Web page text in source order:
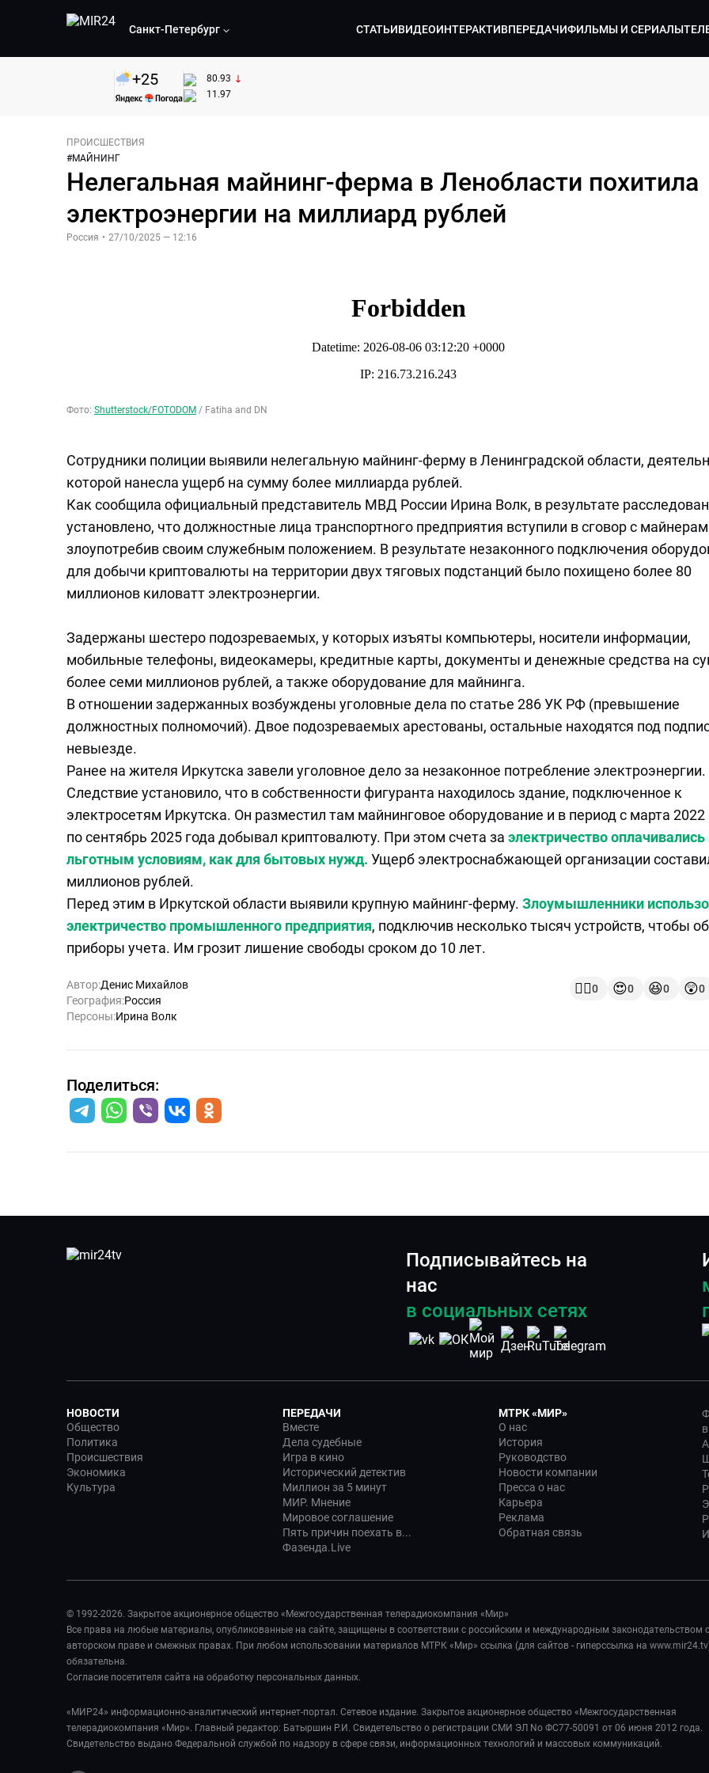
Санкт-Петербург СТАТЬИВИДЕОИНТЕРАКТИВПЕРЕДАЧИФИЛЬМЫ И СЕРИАЛЫ
+25
80.93
11.97
ПРОИСШЕСТВИЯ
#МАЙНИНГ
Нелегальная майнинг-ферма в Ленобласти похитила
электроэнергии на миллиард рублей
Россия • 27/10/2025 — 12:16
Фото: Shutterstock/FOTODOM / Fatiha and DN
Сотрудники полиции выявили нелегальную майнинг-ферму в Ленинградской области,
которой нанесла ущерб на сумму более миллиарда рублей.
Как сообщила официальный представитель МВД России Ирина Волк, в результате
установлено, что должностные лица транспортного предприятия вступили в сговор с
злоупотребив своим служебным положением. В результате незаконного подключения
для добычи криптовалюты на территории двух тяговых подстанций было похищено более 80
миллионов киловатт электроэнергии.
Задержаны шестеро подозреваемых, у которых изъяты компьютеры, носители информации,
мобильные телефоны, видеокамеры, кредитные карты, документы и денежные средства на
более семи миллионов рублей, а также оборудование для майнинга.
В отношении задержанных возбуждены уголовные дела по статье 286 УК РФ (превышение
должностных полномочий). Двое подозреваемых арестованы, остальные находятся под
невыезде.
Ранее на жителя Иркутска завели уголовное дело за незаконное потребление электроэнергии.
Следствие установило, что в собственности фигуранта находилось здание, подключенное к
электросетям Иркутска. Он разместил там майнинговое оборудование и в период с марта 2022
по сентябрь 2025 года добывал криптовалюту. При этом счета за электричество оплачивались
льготным условиям, как для бытовых нужд. Ущерб электроснабжающей организации
миллионов рублей.
Перед этим в Иркутской области выявили крупную майнинг-ферму. Злоумышленники
электричество промышленного предприятия, подключив несколько тысяч устройств, чтобы
приборы учета. Им грозит лишение свободы сроком до 10 лет.
Автор:Денис Михайлов
География:Россия
Персоны:Ирина Волк
👍🏻0 😍0 😆0 😲0
Поделиться:
Подписывайтесь на
нас
в социальных сетях
НОВОСТИ
Общество
Политика
Происшествия
Экономика
Культура
ПЕРЕДАЧИ
Вместе
Дела судебные
Игра в кино
Исторический детектив
Миллион за 5 минут
МИР. Мнение
Мировое соглашение
Пять причин поехать в...
Фазенда.Live
МТРК «МИР»
О нас
История
Руководство
Новости компании
Пресса о нас
Карьера
Реклама
Обратная связь
© 1992-2026. Закрытое акционерное общество «Межгосударственная телерадиокомпания «Мир»
Все права на любые материалы, опубликованные на сайте, защищены в соответствии с российским и международным законодательством
авторском праве и смежных правах. При любом использовании материалов МТРК «Мир» ссылка (для сайтов - гиперссылка на
обязательна.
Согласие посетителя сайта на обработку персональных данных.
«МИР24» информационно-аналитический интернет-портал. Сетевое издание. Закрытое акционерное общество «Межгосударственная
телерадиокомпания «Мир». Главный редактор: Батыршин Р.И. Свидетельство о регистрации СМИ ЭЛ No ФС77-50091 от 06 июня 2012 года.
Свидетельство выдано Федеральной службой по надзору в сфере связи, информационных технологий и массовых коммуникаций.